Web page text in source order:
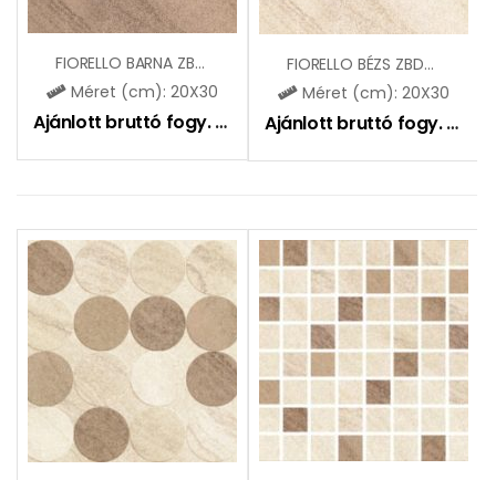
FIORELLO BARNA ZBD31002
Méret (cm): 20X30
Ajánlott bruttó fogy. ár: 5195Ft
FIORELLO BÉZS ZBD31001
Méret (cm): 20X30
Ajánlott bruttó fogy. ár: